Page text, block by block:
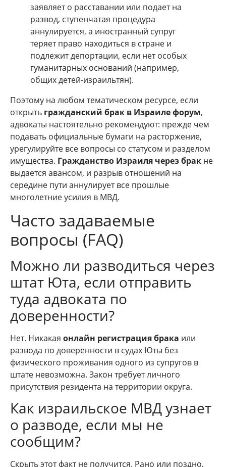
заявляет о расставании или подает на
развод, ступенчатая процедура
аннулируется, а иностранный супруг
теряет право находиться в стране и
подлежит депортации, если нет особых
гуманитарных оснований (например,
общих детей-израильтян).
Поэтому на любом тематическом ресурсе, если
открыть гражданский брак в Израиле форум,
адвокаты настоятельно рекомендуют: прежде чем
подавать официальные бумаги на расторжение,
урегулируйте все вопросы со статусом и разделом
имущества. Гражданство Израиля через брак не
выдается авансом, и разрыв отношений на
середине пути аннулирует все прошлые
многолетние усилия в МВД.
Часто задаваемые
вопросы (FAQ)
Можно ли разводиться через
штат Юта, если отправить
туда адвоката по
доверенности?
Нет. Никакая онлайн регистрация брака или
развода по доверенности в судах Юты без
физического проживания одного из супругов в
штате невозможна. Закон требует личного
присутствия резидента на территории округа.
Как израильское МВД узнает
о разводе, если мы не
сообщим?
Скрыть этот факт не получится. Рано или поздно,